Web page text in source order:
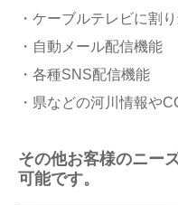
・ケーブルテレビに割
・自動メール配信機能
・各種SNS配信機能
・県などの河川情報や
その他お客様のニー
可能です。